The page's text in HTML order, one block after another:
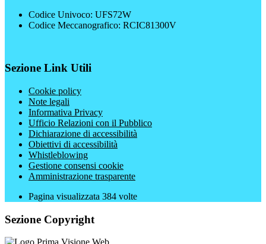
Codice Univoco: UFS72W
Codice Meccanografico: RCIC81300V
Sezione Link Utili
Cookie policy
Note legali
Informativa Privacy
Ufficio Relazioni con il Pubblico
Dichiarazione di accessibilità
Obiettivi di accessibilità
Whistleblowing
Gestione consensi cookie
Amministrazione trasparente
Pagina visualizzata 384 volte
Sezione Copyright